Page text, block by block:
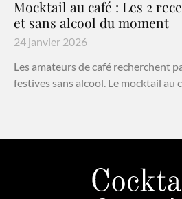
24 janvier 2026
Les amateurs de café recherchent
festives sans alcool. Le mocktail au